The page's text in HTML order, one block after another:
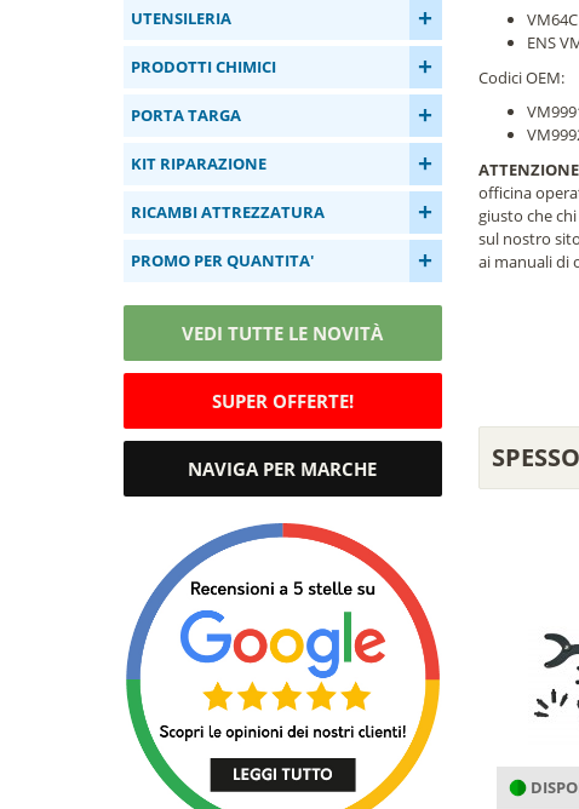
UTENSILERIA +
PRODOTTI CHIMICI +
PORTA TARGA +
KIT RIPARAZIONE +
RICAMBI ATTREZZATURA +
PROMO PER QUANTITA' +
VEDI TUTTE LE NOVITÀ
SUPER OFFERTE!
NAVIGA PER MARCHE
ENS
Codici OEM:
ATTENZIONE
officina
giusto che
sul nostro
ai manuali di